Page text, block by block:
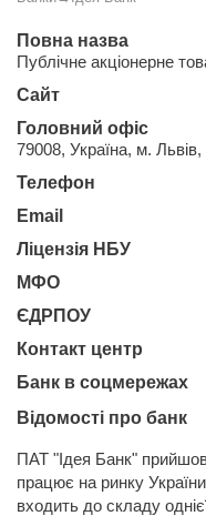
Повна назва
Публічне акціонерне
Сайт
Головний офіс
79008, Україна, м.
Телефон
Email
Ліцензія НБУ
МФО
ЄДРПОУ
Контакт центр
Банк в соцмережах
Відомості про банк
ПАТ "Ідея Банк"
працює на ринку
входить до складу